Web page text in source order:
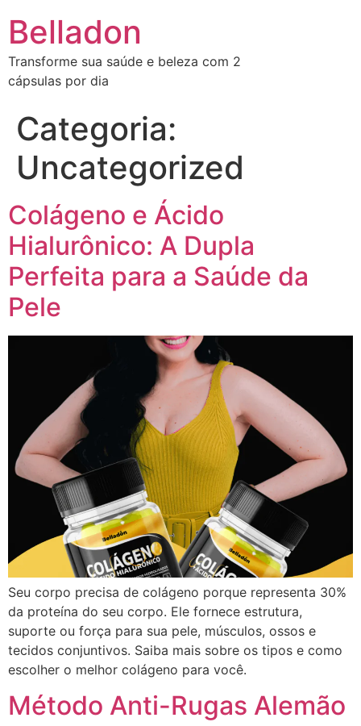
Belladon
Transforme sua saúde e beleza com 2
cápsulas por dia
Categoria:
Uncategorized
Colágeno e Ácido
Hialurônico: A Dupla
Perfeita para a Saúde da
Pele
Seu corpo precisa de colágeno porque representa 30%
da proteína do seu corpo. Ele fornece estrutura,
suporte ou força para sua pele, músculos, ossos e
tecidos conjuntivos. Saiba mais sobre os tipos e como
escolher o melhor colágeno para você.
Método Anti-Rugas Alemão